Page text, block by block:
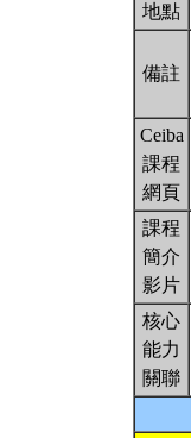
地點
備註
Ceiba
課程
網頁
課程
簡介
影片
核心
能力
關聯